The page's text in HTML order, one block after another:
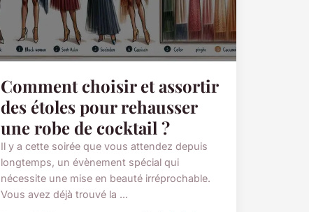
Comment choisir et assortir
des étoles pour rehausser
une robe de cocktail ?
Il y a cette soirée que vous attendez depuis
longtemps, un évènement spécial qui
nécessite une mise en beauté irréprochable.
Vous avez déjà trouvé la ...